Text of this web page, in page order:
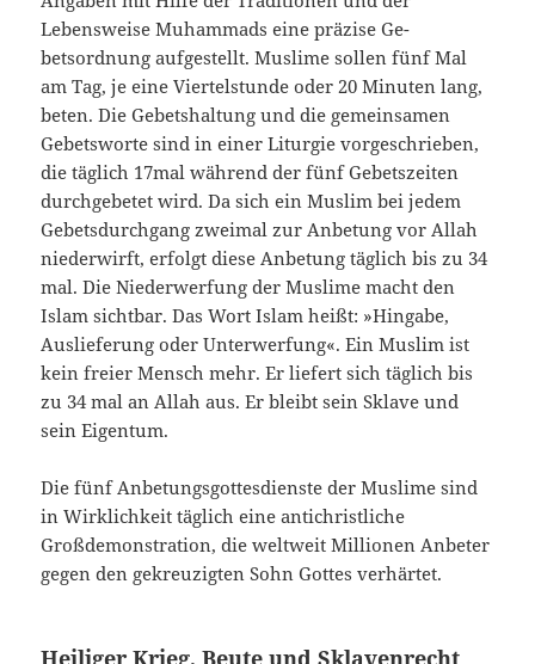
Lebensweise Muhammads eine präzise Ge­
betsordnung aufgestellt. Muslime sollen fünf Mal
am Tag, je eine Viertelstunde oder 20 Minuten lang,
beten. Die Gebetshaltung und die gemein­samen
Gebetsworte sind in einer Liturgie vorge­schrieben,
die täglich 17mal während der fünf Gebetszeiten
durchgebetet wird. Da sich ein Muslim bei jedem
Gebetsdurchgang zweimal zur Anbetung vor Allah
niederwirft, erfolgt diese Anbetung täglich bis zu 34
mal. Die Niederwer­fung der Muslime macht den
Islam sichtbar. Das Wort Islam heißt: »Hingabe,
Auslieferung oder Unterwerfung«. Ein Muslim ist
kein freier Mensch mehr. Er liefert sich täglich bis
zu 34 mal an Allah aus. Er bleibt sein Sklave und
sein Ei­gentum.
Die fünf Anbetungsgottesdienste der Muslime sind
in Wirklichkeit täglich eine antichristliche
Großdemonstration, die weltweit Millionen Anbe­ter
gegen den gekreuzigten Sohn Gottes verhärtet.